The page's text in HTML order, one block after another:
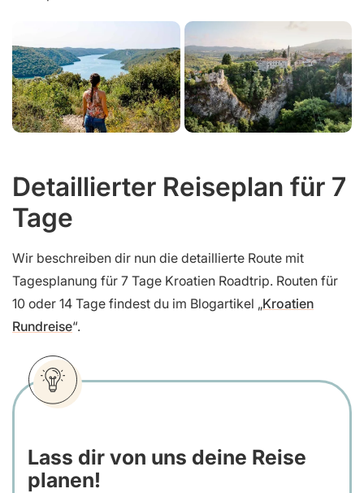
Detaillierter Reiseplan für 7
Tage
Wir beschreiben dir nun die detaillierte Route mit
Tagesplanung für 7 Tage Kroatien Roadtrip. Routen für
10 oder 14 Tage findest du im Blogartikel „Kroatien
Rundreise“.
Lass dir von uns deine Reise
planen!